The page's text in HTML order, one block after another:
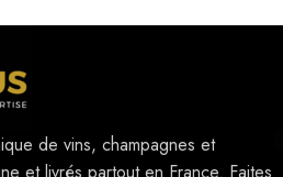
de vins, champagnes et
et livrés partout en France. Faites